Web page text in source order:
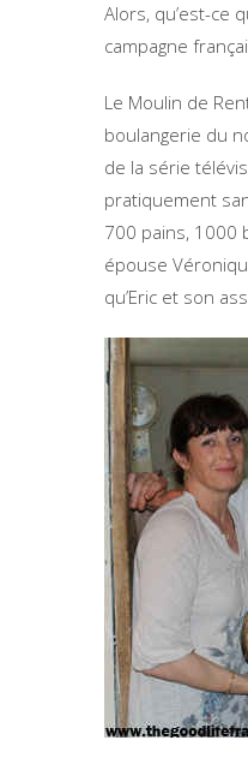
Alors, qu’est-ce
campagne
Le Moulin de
boulangerie du
de la série
pratiquement
700 pains, 1000
épouse
qu’Eric et son